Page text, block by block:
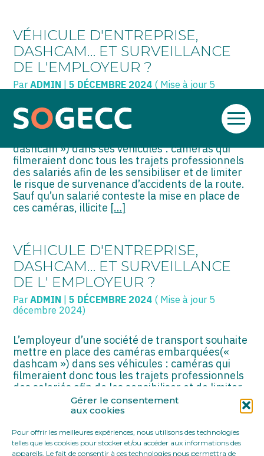
Gérer le consentement
aux cookies
Pour offrir les meilleures expériences, nous utilisons des technologies
telles que les cookies pour stocker et/ou accéder aux informations des
appareils. Le fait de consentir à ces technologies nous permettra de
Aller
VÉHICULE D'ENTREPRISE,
DASHCAM… ET SURVEILLANCE
DE L'EMPLOYEUR ?
ParADMIN |5 DÉCEMBRE 2024 ( Mise à jour 5
L’employeur d’une société de transport souhaite
dashcam ») dans ses véhicules : caméras qui
filmeraient donc tous les trajets professionnels
des salariés afin de les sensibiliser et de limiter
le risque de survenance d’accidents de la route.
Sauf qu’un salarié conteste la mise en place de
ces caméras, illicite […]
VÉHICULE D'ENTREPRISE,
DASHCAM… ET SURVEILLANCE
DE L' EMPLOYEUR ?
ParADMIN |5 DÉCEMBRE 2024 ( Mise à jour 5
décembre 2024)
L’employeur d’une société de transport souhaite
mettre en place des caméras embarquées(«
dashcam ») dans ses véhicules : caméras qui
filmeraient donc tous les trajets professionnels
des salariés afin de les sensibiliser et de limiter
le risque de survenance d’accidents de la route.
Sauf qu’un salarié conteste la mise en place de